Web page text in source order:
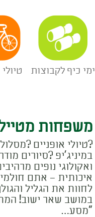
ימי כיף לקבוצות
משפחות
?טיולי אופניים
במיניג'יפ ?סיורים
ואקולוגי נופים
איכותית – אתם
לחוות את הגליל
במושב שאר ישוב!
"מסע…